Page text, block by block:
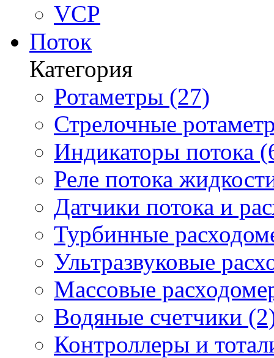
VCP
Поток
Категория
Ротаметры (27)
Стрелочные
Индикаторы потока
Реле потока
Датчики потока и
Турбинные
Ультразвуковые
Массовые
Водяные счетчики
Контроллеры и